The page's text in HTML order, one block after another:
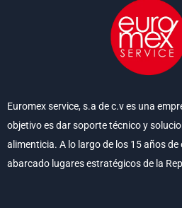
Euromex service, s.a de c.v es una
objetivo es dar soporte técnico y
alimenticia. A lo largo de los 15 años
abarcado lugares estratégicos de la